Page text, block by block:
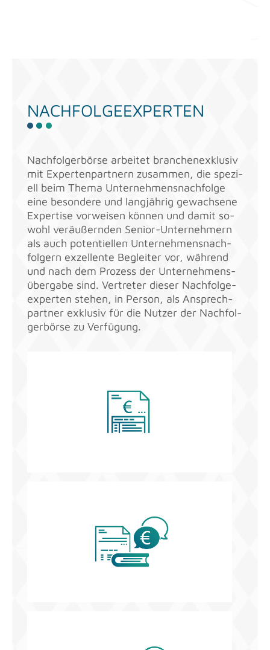
NACH­FOL­GE­EX­PER­TEN
Nach­fol­ger­bör­se ar­bei­tet bran­chen­ex­klu­siv
mit Ex­per­ten­part­nern zu­sam­men, die spe­zi­
ell beim Thema Un­ter­neh­mens­nach­fol­ge
eine be­son­de­re und lang­jäh­rig ge­wach­se­ne
Ex­per­ti­se vor­wei­sen kön­nen und damit so­
wohl ver­äu­ßern­den Se­ni­or-Un­ter­neh­mern
als auch po­ten­ti­el­len Un­ter­neh­mens­nach­
fol­gern ex­zel­len­te Be­glei­ter vor, wäh­rend
und nach dem Pro­zess der Un­ter­neh­mens­
über­ga­be sind. Ver­tre­ter die­ser Nach­fol­ge­
ex­per­ten ste­hen, in Per­son, als An­sprech­
part­ner ex­klu­siv für die Nut­zer der Nach­fol­
ger­bör­se zu Ver­fü­gung.